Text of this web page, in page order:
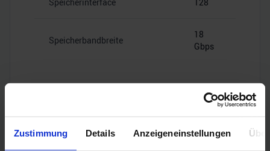
Zustimmung Details Anzeigeneinstellungen
Speicherbandbreite
18
Gbps
Videoanschlüsse